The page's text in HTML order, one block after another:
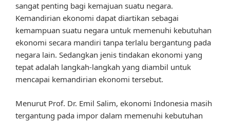
sangat penting bagi kemajuan suatu negara.
Kemandirian ekonomi dapat diartikan sebagai
kemampuan suatu negara untuk memenuhi kebutuhan
ekonomi secara mandiri tanpa terlalu bergantung pada
negara lain. Sedangkan jenis tindakan ekonomi yang
tepat adalah langkah-langkah yang diambil untuk
mencapai kemandirian ekonomi tersebut.
Menurut Prof. Dr. Emil Salim, ekonomi Indonesia masih
tergantung pada impor dalam memenuhi kebutuhan